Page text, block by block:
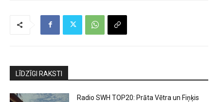
LĪDZĪGI RAKSTI
Radio SWH TOP20: Prāta Vētra un Fiņķis